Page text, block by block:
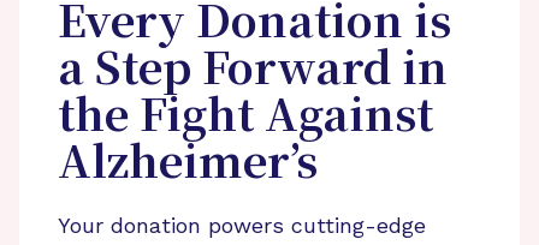
Every Donation is
a Step Forward in
the Fight Against
Alzheimer’s
Your donation powers cutting-edge